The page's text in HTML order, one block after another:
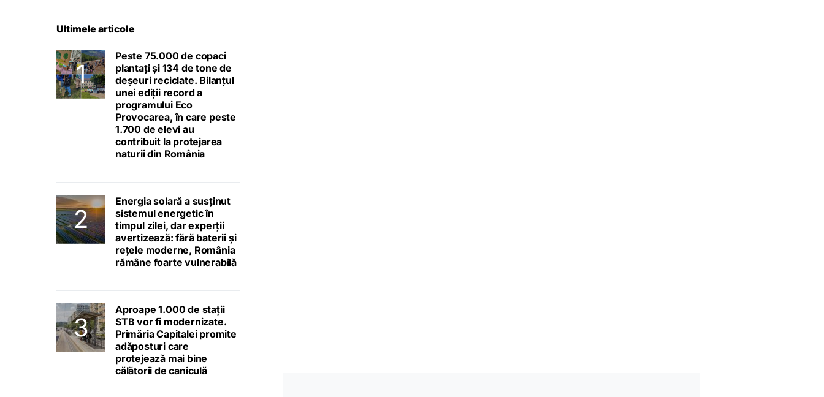
Ultimele articole
Peste 75.000 de copaci
plantați și 134 de tone de
deșeuri reciclate. Bilanțul
unei ediții record a
programului Eco
Provocarea, în care peste
1.700 de elevi au
contribuit la protejarea
naturii din România
Energia solară a susținut
sistemul energetic în
timpul zilei, dar experții
avertizează: fără baterii și
rețele moderne, România
rămâne foarte vulnerabilă
Aproape 1.000 de stații
STB vor fi modernizate.
Primăria Capitalei promite
adăposturi care
protejează mai bine
călătorii de caniculă